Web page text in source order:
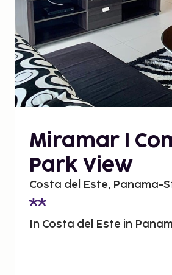
Miramar I
Park View
Costa del Este, Panama-
In Costa del Este in